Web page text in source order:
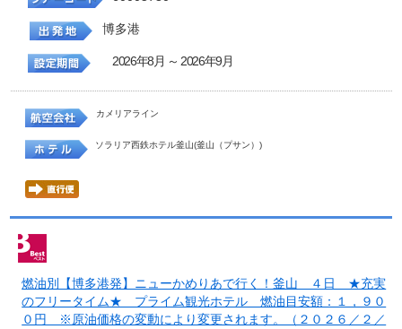
博多港
2026年8月 ～ 2026年9月
カメリアライン
ソラリア西鉄ホテル釜山(釜山（プサン）)
燃油別【博多港発】ニューかめりあで行く！釜山 ４日 ★充実
のフリータイム★ プライム観光ホテル 燃油目安額：１，９０
０円 ※原油価格の変動により変更されます。（２０２６／２／